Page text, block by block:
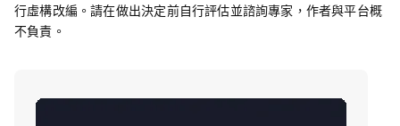
行虛構改編。請在做出決定前自行評估並諮詢專家，作者與平台概
不負責。